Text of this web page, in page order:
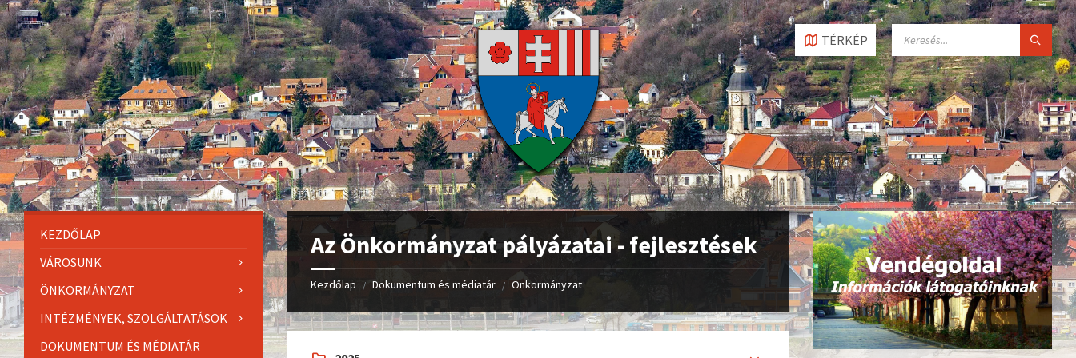
TÉRKÉP
SEARCH:
Az Önkormányzat pályázatai - fejlesztések
Kezdőlap / Dokumentum és médiatár / Önkormányzat
KEZDŐLAP
VÁROSUNK
ÖNKORMÁNYZAT
INTÉZMÉNYEK, SZOLGÁLTATÁSOK
DOKUMENTUM ÉS MÉDIATÁR